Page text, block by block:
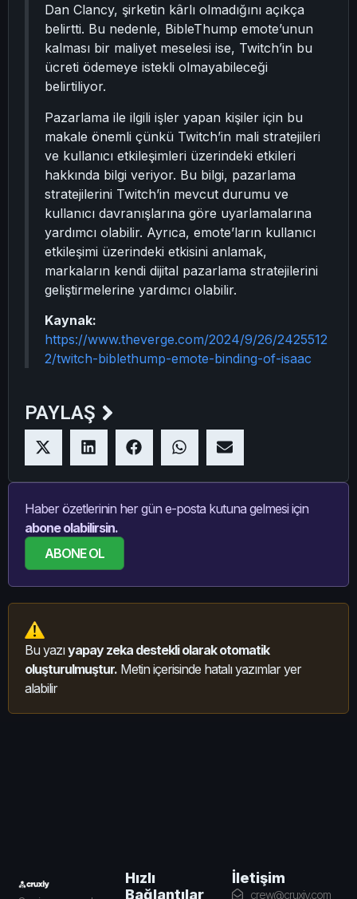
Dan Clancy, şirketin kârlı olmadığını açıkça
belirtti. Bu nedenle, BibleThump emote’unun
kalması bir maliyet meselesi ise, Twitch’in bu
ücreti ödemeye istekli olmayabileceği
belirtiliyor.
Pazarlama ile ilgili işler yapan kişiler için bu
makale önemli çünkü Twitch’in mali stratejileri
ve kullanıcı etkileşimleri üzerindeki etkileri
hakkında bilgi veriyor. Bu bilgi, pazarlama
stratejilerini Twitch’in mevcut durumu ve
kullanıcı davranışlarına göre uyarlamalarına
yardımcı olabilir. Ayrıca, emote’ların kullanıcı
etkileşimi üzerindeki etkisini anlamak,
markaların kendi dijital pazarlama stratejilerini
geliştirmelerine yardımcı olabilir.
Kaynak:
https://www.theverge.com/2024/9/26/2425512
2/twitch-biblethump-emote-binding-of-isaac
PAYLAŞ
Haber özetlerinin her gün e-posta kutuna gelmesi için
abone olabilirsin.
ABONE OL
Bu yazıyapay zeka destekli olarak otomatik
oluşturulmuştur. Metin içerisinde hatalı yazımlar yer
alabilir
Hızlı
Bağlantılar
İletişim
crew@cruxiy.com